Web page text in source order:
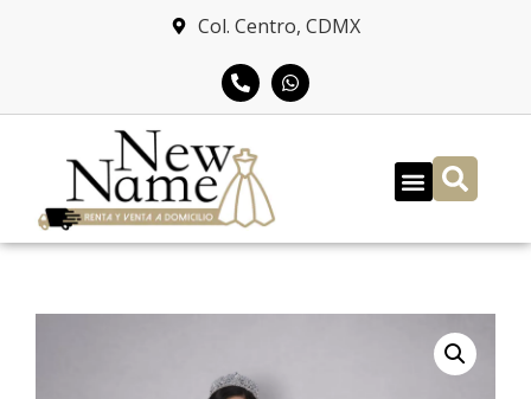
Col. Centro, CDMX